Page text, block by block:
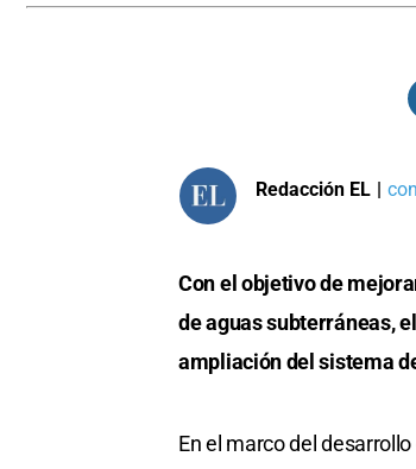
Redacción EL |
Con el objetivo de
de aguas subterráneas,
ampliación del sistema
En el marco del